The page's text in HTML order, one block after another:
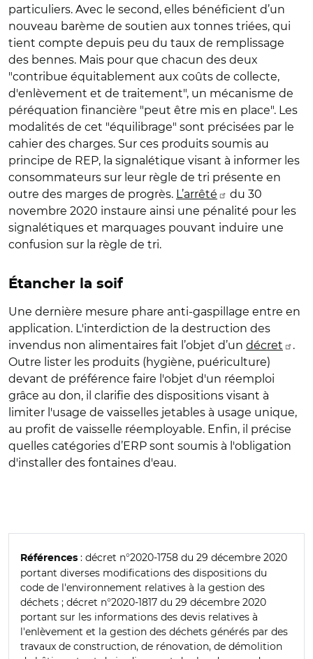
particuliers. Avec le second, elles bénéficient d’un
nouveau barème de soutien aux tonnes triées, qui
tient compte depuis peu du taux de remplissage
des bennes. Mais pour que chacun des deux
"contribue équitablement aux coûts de collecte,
d'enlèvement et de traitement", un mécanisme de
péréquation financière "peut être mis en place". Les
modalités de cet "équilibrage" sont précisées par le
cahier des charges. Sur ces produits soumis au
principe de REP, la signalétique visant à informer les
consommateurs sur leur règle de tri présente en
outre des marges de progrès. L’arrêté
du 30
novembre 2020 instaure ainsi une pénalité pour les
signalétiques et marquages pouvant induire une
confusion sur la règle de tri.
Étancher la soif
Une dernière mesure phare anti-gaspillage entre en
application. L'interdiction de la destruction des
invendus non alimentaires fait l’objet d’un décret
.
Outre lister les produits (hygiène, puériculture)
devant de préférence faire l'objet d'un réemploi
grâce au don, il clarifie des dispositions visant à
limiter l'usage de vaisselles jetables à usage unique,
au profit de vaisselle réemployable. Enfin, il précise
quelles catégories d’ERP sont soumis à l'obligation
d'installer des fontaines d'eau.
Références : décret n°2020-1758 du 29 décembre 2020
portant diverses modifications des dispositions du
code de l'environnement relatives à la gestion des
déchets ; décret n°2020-1817 du 29 décembre 2020
portant sur les informations des devis relatives à
l'enlèvement et la gestion des déchets générés par des
travaux de construction, de rénovation, de démolition